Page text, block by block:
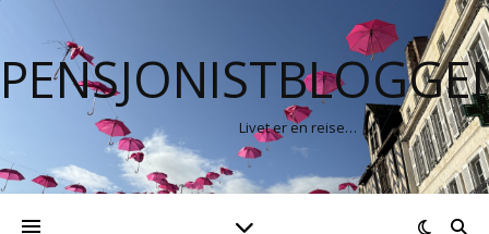
Livet er en reise…